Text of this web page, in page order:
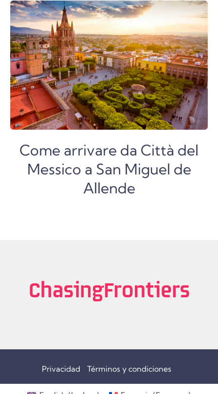
Come arrivare da Città del
Messico a San Miguel de
Allende
Privacidad Términos y condiciones